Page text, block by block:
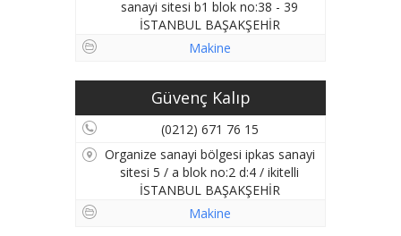
sanayi sitesi b1 blok no:38 - 39
İSTANBUL BAŞAKŞEHİR
Makine
Güvenç Kalıp
(0212) 671 76 15
Organize sanayi bölgesi ipkas sanayi
sitesi 5 / a blok no:2 d:4 / ikitelli
İSTANBUL BAŞAKŞEHİR
Makine